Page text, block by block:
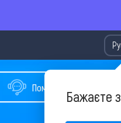
Бажаєте
Помощь в подборе тура